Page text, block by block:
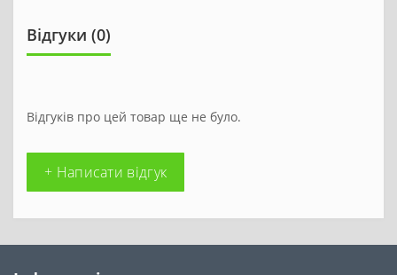
Відгуки (0)
Відгуків про цей товар ще не було.
+ Написати відгук